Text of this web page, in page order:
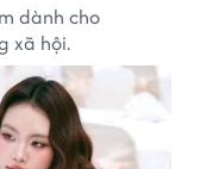
dành cho
xã hội.